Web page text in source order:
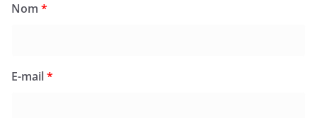
Nom *
E-mail*